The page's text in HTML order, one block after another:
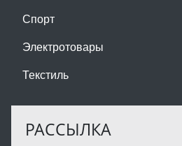
Спорт
Электротовары
Текстиль
РАССЫЛКА